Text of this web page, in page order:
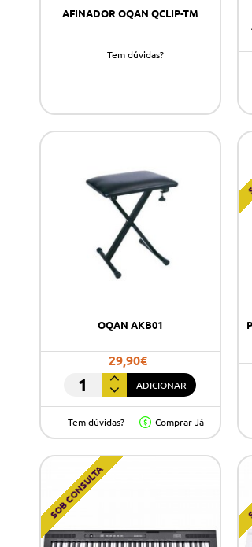
AFINADOR OQAN QCLIP-TM
Tem dúvidas?
OQAN AKB01
29,90€
OQAN
AKB01
ADICIONAR
Tem dúvidas? Comprar Já
SOB CONSULTA